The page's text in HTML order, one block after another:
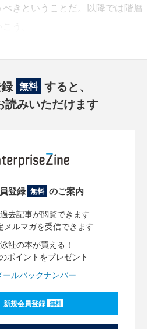
きということだ。以降では階層
無料 すると、
読みいただけます
登録 無料 のご案内
去記事が閲覧できます
メルマガを受信できます
泳社の本が買える！
ポイントをプレゼント
ールバックナンバー
新規会員登録 無料